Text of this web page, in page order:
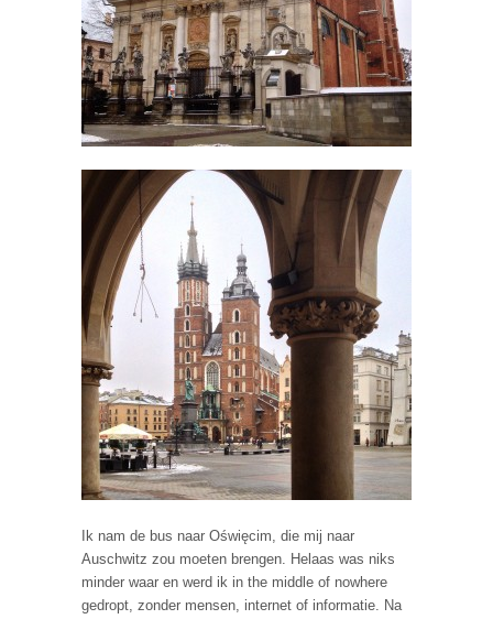
Ik nam de bus naar Oświęcim, die mij naar
Auschwitz zou moeten brengen. Helaas was niks
minder waar en werd ik in the middle of nowhere
gedropt, zonder mensen, internet of informatie. Na